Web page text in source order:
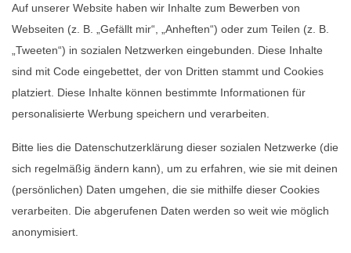
Auf unserer Website haben wir Inhalte zum Bewerben von
Webseiten (z. B. „Gefällt mir“, „Anheften“) oder zum Teilen (z. B.
„Tweeten“) in sozialen Netzwerken eingebunden. Diese Inhalte
sind mit Code eingebettet, der von Dritten stammt und Cookies
platziert. Diese Inhalte können bestimmte Informationen für
personalisierte Werbung speichern und verarbeiten.
Bitte lies die Datenschutzerklärung dieser sozialen Netzwerke (die
sich regelmäßig ändern kann), um zu erfahren, wie sie mit deinen
(persönlichen) Daten umgehen, die sie mithilfe dieser Cookies
verarbeiten. Die abgerufenen Daten werden so weit wie möglich
anonymisiert.